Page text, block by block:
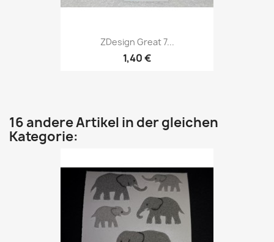
ZDesign Great 7...
1,40 €
16 andere Artikel in der gleichen
Kategorie: